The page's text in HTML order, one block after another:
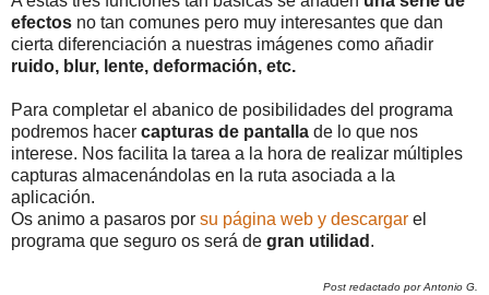
efectos no tan comunes pero muy interesantes que dan
cierta diferenciación a nuestras imágenes como añadir
ruido, blur, lente, deformación, etc.
Para completar el abanico de posibilidades del programa
podremos hacer capturas de pantalla de lo que nos
interese. Nos facilita la tarea a la hora de realizar múltiples
capturas almacenándolas en la ruta asociada a la
aplicación.
Os animo a pasaros por su página web y descargar el
programa que seguro os será de gran utilidad .
Post redactado por Antonio G.